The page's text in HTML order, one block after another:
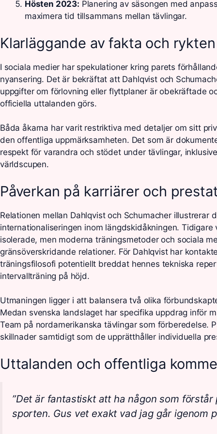
Hösten 2023: Planering av säsongen med
maximera tid tillsammans mellan tävlingar.
Klarläggande av fakta och rykten
I sociala medier har spekulationer kring parets
nyansering. Det är bekräftat att Dahlqvist och
uppgifter om förlovning eller flyttplaner är obekräftade
officiella uttalanden görs.
Båda åkarna har varit restriktiva med detaljer om sitt
den offentliga uppmärksamheten. Det som är
respekt för varandra och stödet under tävlingar,
världscupen.
Påverkan på karriärer och
Relationen mellan Dahlqvist och Schumacher illustrerar
internationaliseringen inom längdskidåkningen.
isolerade, men moderna träningsmetoder och sociala
gränsöverskridande relationer. För Dahlqvist har
träningsfilosofi potentiellt breddat hennes tekniska
intervallträning på höjd.
Utmaningen ligger i att balansera två olika
Medan svenska landslaget har specifika uppdrag inför
Team på nordamerikanska tävlingar som förberedelse.
skillnader samtidigt som de upprätthåller individuella
Uttalanden och offentliga
”Det är fantastiskt att ha någon som
sporten. Gus vet exakt vad jag går igenom